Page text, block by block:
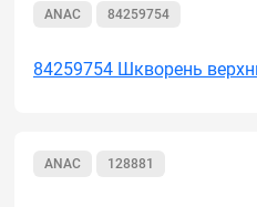
ANAC 84259754
84259754 Шкворень
ANAC 128881